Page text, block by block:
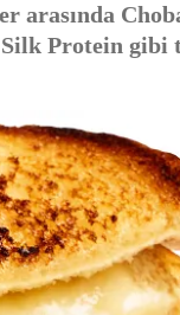
arasında
Protein gibi